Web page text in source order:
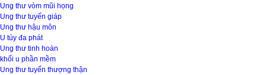
Ung thư vòm mũi họng
Ung thư tuyến giáp
Ung thư hậu môn
U tủy đa phát
Ung thư tinh hoàn
khối u phần mềm
Ung thư tuyến thượng thận